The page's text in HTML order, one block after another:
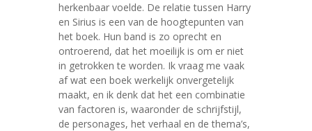
herkenbaar voelde. De relatie tussen Harry
en Sirius is een van de hoogtepunten van
het boek. Hun band is zo oprecht en
ontroerend, dat het moeilijk is om er niet
in getrokken te worden. Ik vraag me vaak
af wat een boek werkelijk onvergetelijk
maakt, en ik denk dat het een combinatie
van factoren is, waaronder de schrijfstijl,
de personages, het verhaal en de thema’s,